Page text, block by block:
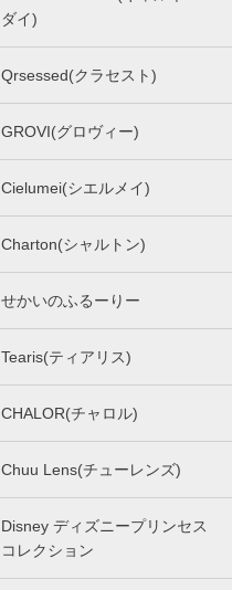
ダイ)
Qrsessed(クラセスト)
GROVI(グロヴィー)
Cielumei(シエルメイ)
Charton(シャルトン)
せかいのふるーりー
Tearis(ティアリス)
CHALOR(チャロル)
Chuu Lens(チューレンズ)
Disney ディズニープリンセス
コレクション